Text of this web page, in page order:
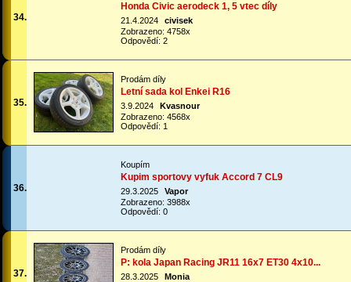
34.
Honda Civic aerodeck 1, 5 vtec díly
21.4.2024
civisek
Zobrazeno: 4758x
Odpovědí: 2
35.
Prodám díly
Letní sada kol Enkei R16
3.9.2024
Kvasnour
Zobrazeno: 4568x
Odpovědí: 1
36.
Koupím
Kupim sportovy vyfuk Accord 7 CL9
29.3.2025
Vapor
Zobrazeno: 3988x
Odpovědí: 0
37.
Prodám díly
P: kola Japan Racing JR11 16x7 ET30 4x10...
28.3.2025
Monia